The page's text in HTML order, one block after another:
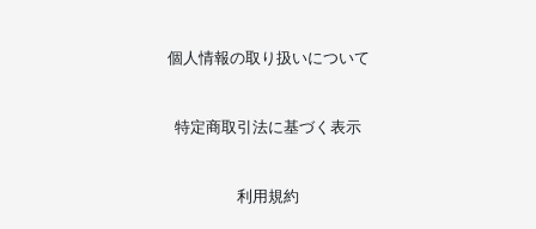
個人情報の取り扱いについて
特定商取引法に基づく表示
利用規約